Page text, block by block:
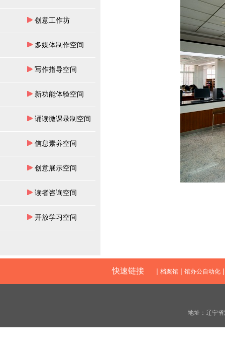
创意工作坊
多媒体制作空间
写作指导空间
新功能体验空间
诵读微课录制空间
信息素养空间
创意展示空间
读者咨询空间
开放学习空间
快速链接 | 档案馆 | 馆办公自动化
地址：辽宁